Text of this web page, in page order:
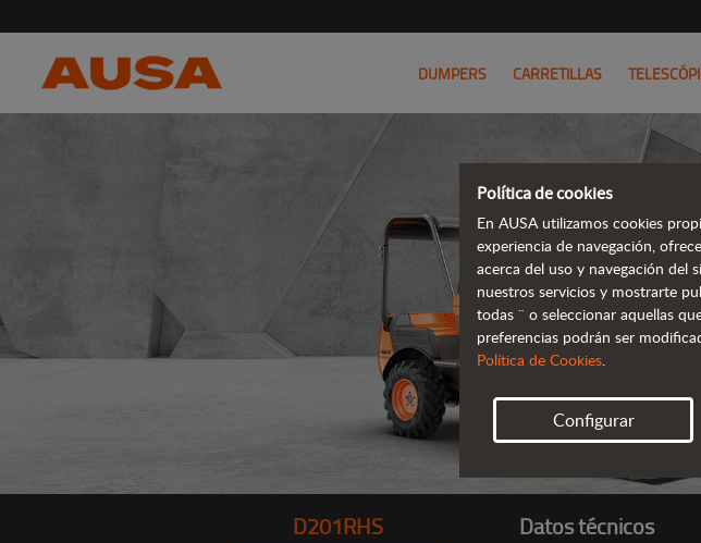
DUMPERS CARRETILLAS
D201RHS Datos técnicos
Política de cookies
En AUSA utilizamos cookies
experiencia de navegación,
acerca del uso y navegación del
nuestros servicios y mostrarte
todas ¨ o seleccionar aquellas
preferencias podrán ser
Política de Cookies.
Configurar